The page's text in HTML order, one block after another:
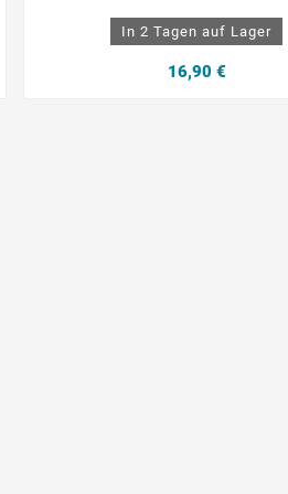
In 2 Tagen auf Lager
16,90 €